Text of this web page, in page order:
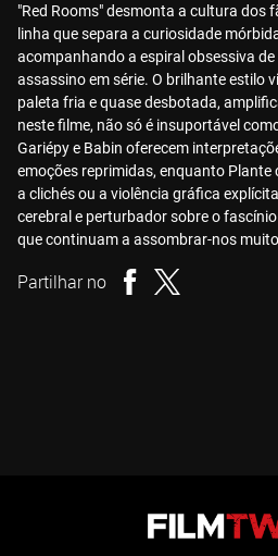
"Red Rooms" desmonta a cultura dos
linha que separa a curiosidade
acompanhando a espiral obsessiva
assassino em série. O brilhante estilo
paleta fria e quase desbotada,
neste filme, não só é insuportável
Gariépy e Babin oferecem
emoções reprimidas, enquanto
a clichés ou a violência gráfica
cerebral e perturbador sobre o
que continuam a assombrar-nos
Partilhar no